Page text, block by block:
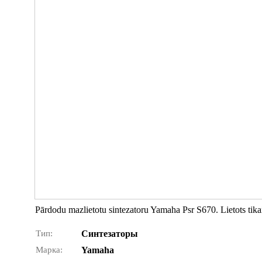
Pārdodu mazlietotu sintezatoru Yamaha Psr S670. Lietots
Тип: Синтезаторы
Марка: Yamaha